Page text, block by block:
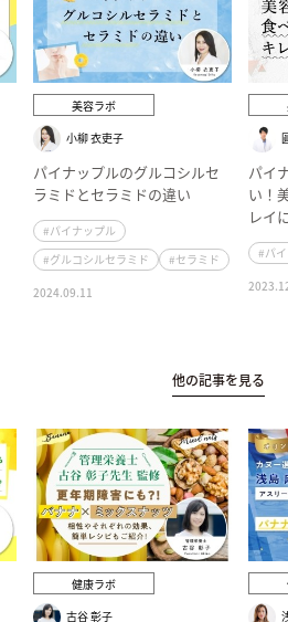
美容ラボ
小柳 衣吏子
パイナップルのグルコシルセ
ラミドとセラミドの違い
#パイナップル
#グルコシルセラミド
#セラミド
2024.09.11
パイ
い！
レイ
#パ
他の記事を見る
健康ラボ
古谷 彰子